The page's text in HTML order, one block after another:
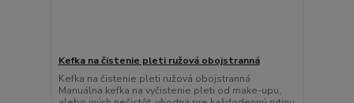
Kefka na čistenie pleti ružová obojstranná
Kefka na čistenie pleti ružová obojstranná
Manuálna kefka na vyčistenie pleti od make-upu,